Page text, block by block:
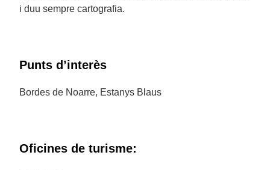
i duu sempre cartografia.
Punts d’interès
Bordes de Noarre, Estanys Blaus
Oficines de turisme: